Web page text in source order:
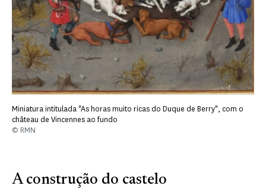
Miniatura intitulada "As horas muito ricas do Duque de Berry", com o
château de Vincennes ao fundo
© RMN
A construção do castelo